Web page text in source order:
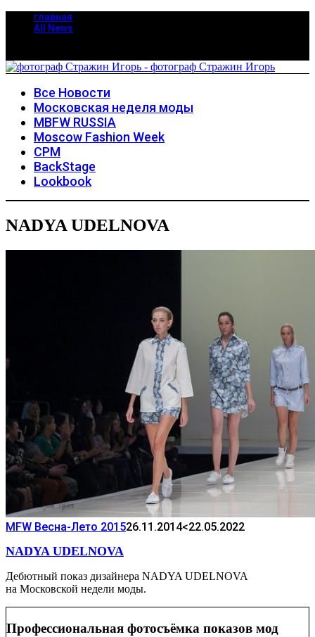
главная
All News
Все Новости
Московская неделя моды
MBFW RUSSIA
Moscow Fashion Week
CPM
BackStage
Lookbook
NADYA UDELNOVA
MFW Весна-Лето 201526.11.2014<22.05.2022
NADYA UDELNOVA
Дебютный показ дизайнера NADYA UDELNOVA
на Московской недели моды.
Профессиональная фотосъёмка показов мод